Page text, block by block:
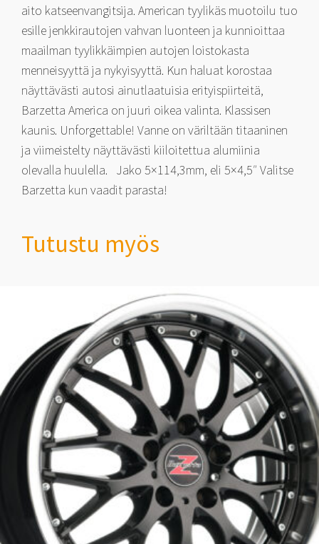
aito katseenvangitsija. American tyylikäs muotoilu tuo
esille jenkkirautojen vahvan luonteen ja kunnioittaa
maailman tyylikkäimpien autojen loistokasta
menneisyyttä ja nykyisyyttä. Kun haluat korostaa
näyttävästi autosi ainutlaatuisia erityispiirteitä,
Barzetta America on juuri oikea valinta. Klassisen
kaunis. Unforgettable! Vanne on väriltään titaaninen
ja viimeistelty näyttävästi kiiloitettua alumiinia
olevalla huulella. Jako 5×114,3mm, eli 5×4,5″ Valitse
Barzetta kun vaadit parasta!
Tutustu myös